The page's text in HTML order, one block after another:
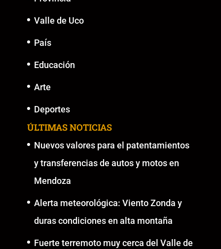
Valle de Uco
País
Educación
Arte
Deportes
ÚLTIMAS NOTICIAS
Nuevos valores para el patentamientos
y transferencias de autos y motos en
Mendoza
Alerta meteorológica: Viento Zonda y
duras condiciones en alta montaña
Fuerte terremoto muy cerca del Valle de